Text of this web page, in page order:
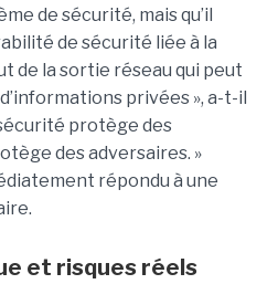
de sécurité, mais qu’il
de sécurité liée à la
de la sortie réseau qui peut
privées », a-t-il
protège des
des adversaires. »
répondu à une
et risques réels